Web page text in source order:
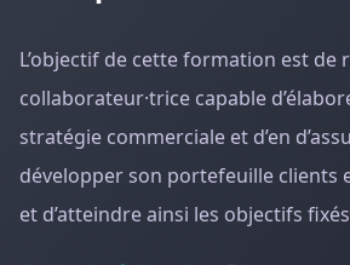
L’objectif de cette formation est de
collaborateur·trice capable
stratégie commerciale et d’en
développer son portefeuille clients
et d’atteindre ainsi les objectifs